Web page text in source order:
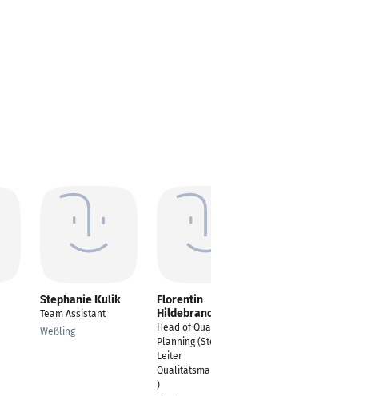
Stephanie Kulik
Team Assistant
Weßling
Florentin
Hildebrand
Head of Quality
Planning (Stellv.
Leiter
Qualitätsmanagement
)